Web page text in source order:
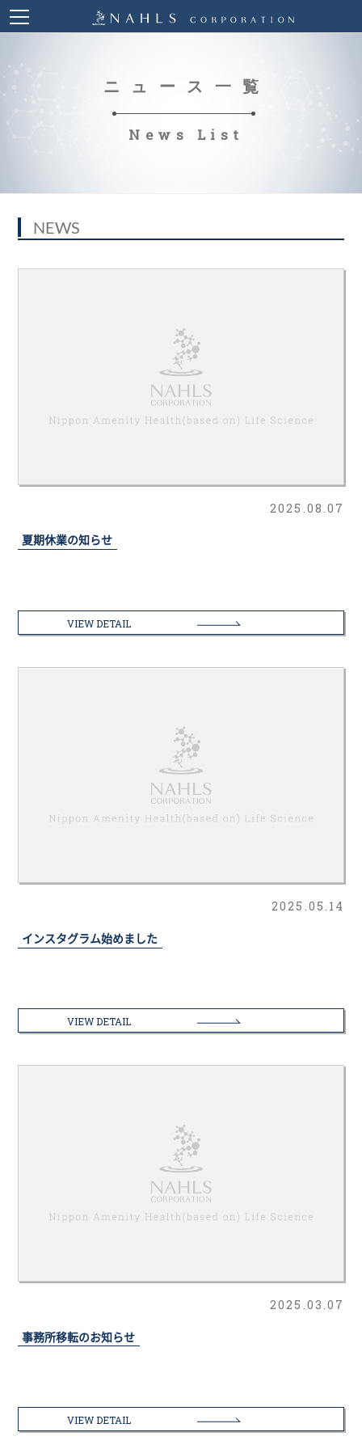
ニュース一覧
News List
NEWS
2025.08.07
夏期休業の知らせ
VIEW DETAIL
2025.05.14
インスタグラム始めました
VIEW DETAIL
2025.03.07
事務所移転のお知らせ
VIEW DETAIL